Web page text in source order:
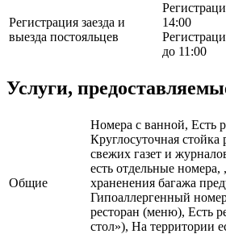
Регистрация заезда и
выезда постояльцев
14:00
до 11:00
Услуги,
Общие
Номера с ванной, Есть
Круглосуточная стойка
свежих газет и
есть отдельные
храненения багажа
Гипоаллергенный
ресторан (меню), Есть
стол»), На территории